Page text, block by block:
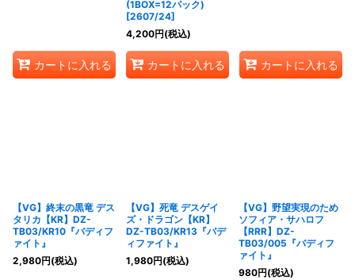
カートに入れる
(1BOX=12パック)
[2607/24]
4,200円(税込)
カートに入れる カートに入れる
【VG】終末の黒竜 デス
タリカ【KR】DZ-
TB03/KR10『バディフ
ァイト』
2,980円(税込)
【VG】死竜 デスゲイ
ズ・ドラゴン【KR】
DZ-TB03/KR13『バデ
ィファイト』
1,980円(税込)
【VG】野望実現のため
ソフィア・サハロフ
【RRR】DZ-
TB03/005『バディフ
ァイト』
980円(税込)